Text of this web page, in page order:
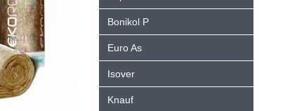
Bonikol P
Euro As
Isover
Knauf